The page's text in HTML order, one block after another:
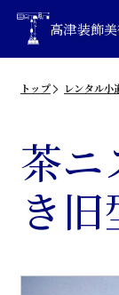
高津装飾
トップ レンタル小
茶ニ
き